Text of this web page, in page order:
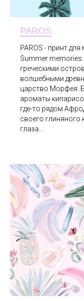
PAROS
PAROS - принт
Summer
греческими
волшебными
царство Морфея.
ароматы
где-то рядом
своего глиняного
глаза…